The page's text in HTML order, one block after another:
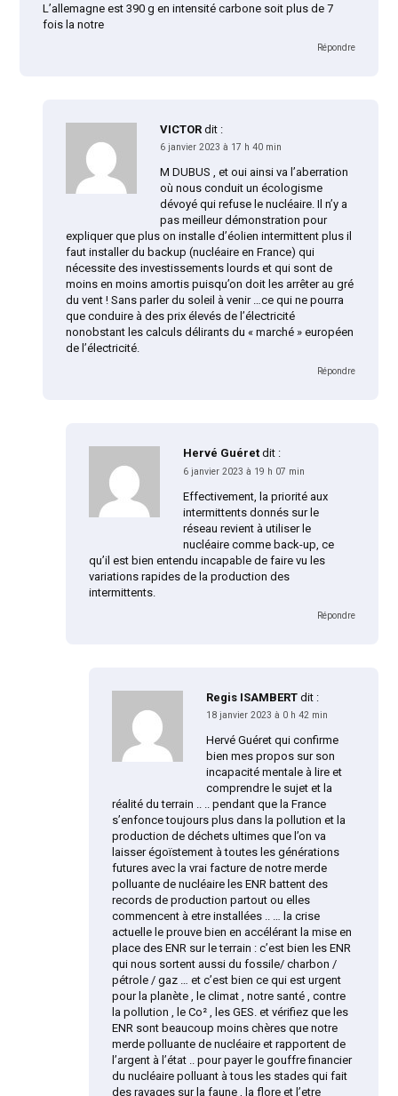
L’allemagne est 390 g en intensité carbone soit plus de 7
fois la notre
Répondre
VICTOR dit :
6 janvier 2023 à 17 h 40 min
M DUBUS , et oui ainsi va l’aberration
où nous conduit un écologisme
dévoyé qui refuse le nucléaire. Il n’y a
pas meilleur démonstration pour
expliquer que plus on installe d’éolien intermittent plus il
faut installer du backup (nucléaire en France) qui
nécessite des investissements lourds et qui sont de
moins en moins amortis puisqu’on doit les arrêter au gré
du vent ! Sans parler du soleil à venir …ce qui ne pourra
que conduire à des prix élevés de l’électricité
nonobstant les calculs délirants du « marché » européen
de l’électricité.
Répondre
Hervé Guéret dit :
6 janvier 2023 à 19 h 07 min
Effectivement, la priorité aux
intermittents donnés sur le
réseau revient à utiliser le
nucléaire comme back-up, ce
qu’il est bien entendu incapable de faire vu les
variations rapides de la production des
intermittents.
Répondre
Regis ISAMBERT dit :
18 janvier 2023 à 0 h 42 min
Hervé Guéret qui confirme
bien mes propos sur son
incapacité mentale à lire et
comprendre le sujet et la
réalité du terrain .. .. pendant que la France
s’enfonce toujours plus dans la pollution et la
production de déchets ultimes que l’on va
laisser égoïstement à toutes les générations
futures avec la vrai facture de notre merde
polluante de nucléaire les ENR battent des
records de production partout ou elles
commencent à etre installées .. … la crise
actuelle le prouve bien en accélérant la mise en
place des ENR sur le terrain : c’est bien les ENR
qui nous sortent aussi du fossile/ charbon /
pétrole / gaz … et c’est bien ce qui est urgent
pour la planète , le climat , notre santé , contre
la pollution , le Co² , les GES. et vérifiez que les
ENR sont beaucoup moins chères que notre
merde polluante de nucléaire et rapportent de
l’argent à l’état .. pour payer le gouffre financier
du nucléaire polluant à tous les stades qui fait
des ravages sur la faune , la flore et l’etre